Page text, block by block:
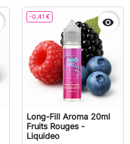
-0,41 € 
Long-Fill Aroma 20ml
Fruits Rouges -
Liquideo